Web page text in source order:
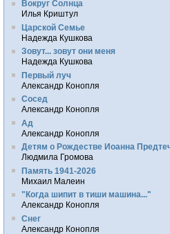
Вокруг Солнца
Илья Криштул
Царской Семье
Надежда Кушкова
Зовут... зовут они меня
Надежда Кушкова
Первый луч
Александр Конопля
Сосед
Александр Конопля
Ад
Александр Конопля
Детям о Рождестве Иоанна
Людмила Громова
Память 1941-2026
Михаил Малеин
"Когда шипит в тиши машина..."
Александр Конопля
Снег
Александр Конопля